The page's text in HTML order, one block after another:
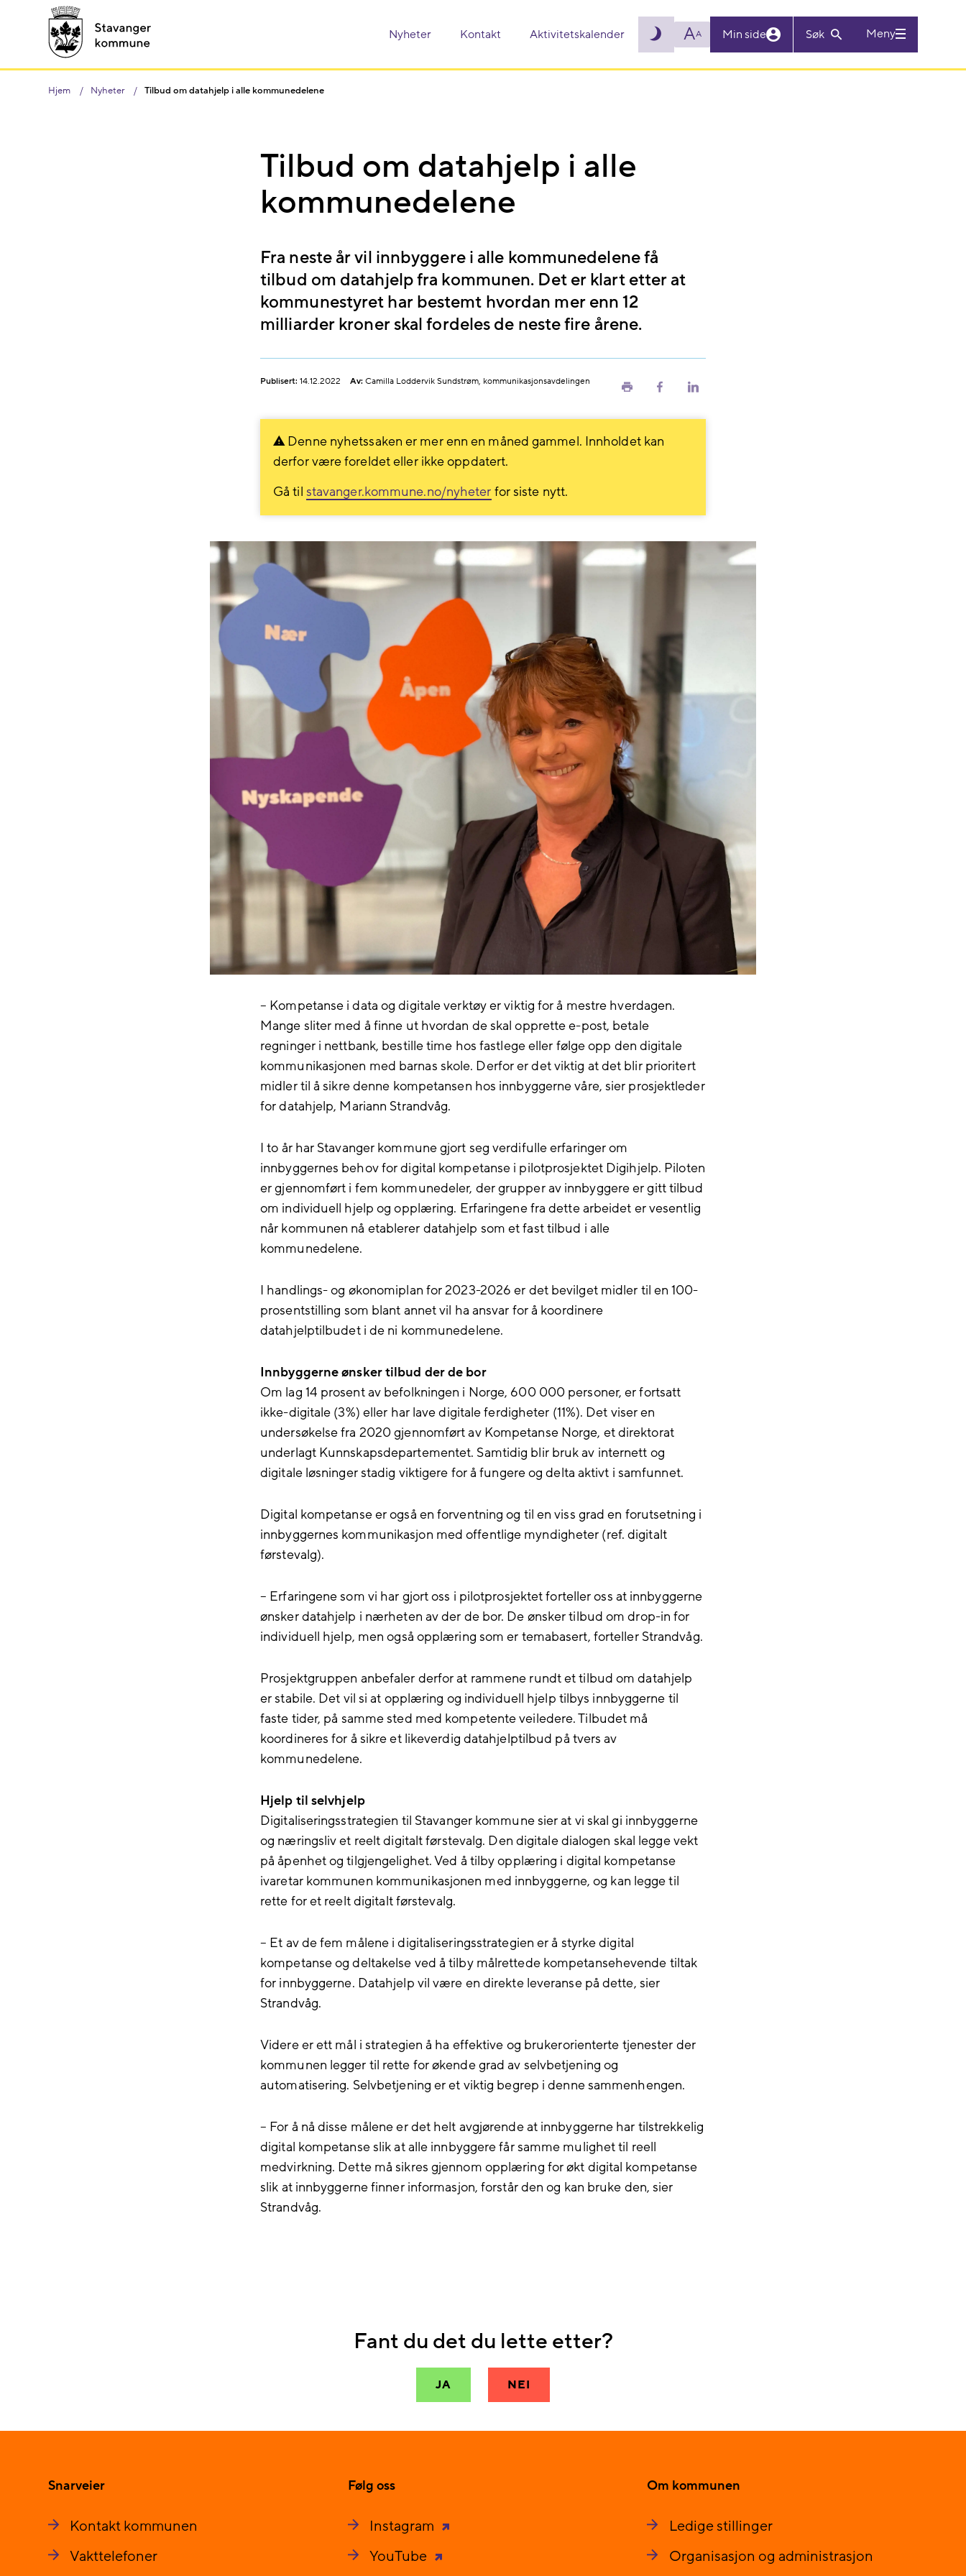
Nyheter Kontakt Aktivitetskalender AA Min side Søk Meny
Hjem Nyheter Tilbud om datahjelp i alle kommunedelene
Tilbud om datahjelp i alle
kommunedelene
Fra neste år vil innbyggere i alle kommunedelene få
tilbud om datahjelp fra kommunen. Det er klart etter at
kommunestyret har bestemt hvordan mer enn 12
milliarder kroner skal fordeles de neste fire årene.
Publisert: 14.12.2022 Av: Camilla Loddervik Sundstrøm, kommunikasjonsavdelingen
Skriv Del
Del
Denne nyhetssaken er mer enn en måned gammel. Innholdet kan
derfor være foreldet eller ikke oppdatert.
Gå til stavanger.kommune.no/nyheter for siste nytt.
– Kompetanse i data og digitale verktøy er viktig for å mestre hverdagen.
Mange sliter med å finne ut hvordan de skal opprette e-post, betale
regninger i nettbank, bestille time hos fastlege eller følge opp den digitale
kommunikasjonen med barnas skole. Derfor er det viktig at det blir prioritert
midler til å sikre denne kompetansen hos innbyggerne våre, sier prosjektleder
for datahjelp, Mariann Strandvåg.
I to år har Stavanger kommune gjort seg verdifulle erfaringer om
innbyggernes behov for digital kompetanse i pilotprosjektet Digihjelp. Piloten
er gjennomført i fem kommunedeler, der grupper av innbyggere er gitt tilbud
om individuell hjelp og opplæring. Erfaringene fra dette arbeidet er vesentlig
når kommunen nå etablerer datahjelp som et fast tilbud i alle
kommunedelene.
I handlings- og økonomiplan for 2023-2026 er det bevilget midler til en 100-
prosentstilling som blant annet vil ha ansvar for å koordinere
datahjelptilbudet i de ni kommunedelene.
Innbyggerne ønsker tilbud der de bor
Om lag 14 prosent av befolkningen i Norge, 600 000 personer, er fortsatt
ikke-digitale (3%) eller har lave digitale ferdigheter (11%). Det viser en
undersøkelse fra 2020 gjennomført av Kompetanse Norge, et direktorat
underlagt Kunnskapsdepartementet. Samtidig blir bruk av internett og
digitale løsninger stadig viktigere for å fungere og delta aktivt i samfunnet.
Digital kompetanse er også en forventning og til en viss grad en forutsetning i
innbyggernes kommunikasjon med offentlige myndigheter (ref. digitalt
førstevalg).
– Erfaringene som vi har gjort oss i pilotprosjektet forteller oss at innbyggerne
ønsker datahjelp i nærheten av der de bor. De ønsker tilbud om drop-in for
individuell hjelp, men også opplæring som er temabasert, forteller Strandvåg.
Prosjektgruppen anbefaler derfor at rammene rundt et tilbud om datahjelp
er stabile. Det vil si at opplæring og individuell hjelp tilbys innbyggerne til
faste tider, på samme sted med kompetente veiledere. Tilbudet må
koordineres for å sikre et likeverdig datahjelptilbud på tvers av
kommunedelene.
Hjelp til selvhjelp
Digitaliseringsstrategien til Stavanger kommune sier at vi skal gi innbyggerne
og næringsliv et reelt digitalt førstevalg. Den digitale dialogen skal legge vekt
på åpenhet og tilgjengelighet. Ved å tilby opplæring i digital kompetanse
ivaretar kommunen kommunikasjonen med innbyggerne, og kan legge til
rette for et reelt digitalt førstevalg.
– Et av de fem målene i digitaliseringsstrategien er å styrke digital
kompetanse og deltakelse ved å tilby målrettede kompetansehevende tiltak
for innbyggerne. Datahjelp vil være en direkte leveranse på dette, sier
Strandvåg.
Videre er ett mål i strategien å ha effektive og brukerorienterte tjenester der
kommunen legger til rette for økende grad av selvbetjening og
automatisering. Selvbetjening er et viktig begrep i denne sammenhengen.
– For å nå disse målene er det helt avgjørende at innbyggerne har tilstrekkelig
digital kompetanse slik at alle innbyggere får samme mulighet til reell
medvirkning. Dette må sikres gjennom opplæring for økt digital kompetanse
slik at innbyggerne finner informasjon, forstår den og kan bruke den, sier
Strandvåg.
Fant du det du lette etter?
JA NEI
Snarveier
Kontakt kommunen
Vakttelefoner
Følg oss
Instagram
YouTube
Om kommunen
Ledige stillinger
Organisasjon og administrasjon